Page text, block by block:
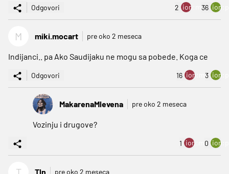
Odgovori 2 ion:minus
36
M miki.mocart pre oko 2 meseca
Indijanci.. pa Ako Saudijaku ne mogu sa pobede. Koga ce
Odgovori 16 ion:minus
3
MakarenaMlevena pre oko 2 meseca
Vozinju i drugove?
1 ion:minus
0
Tln pre oko 2 meseca